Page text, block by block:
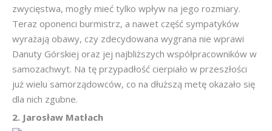
zwycięstwa, mogły mieć tylko wpływ na jego rozmiary.
Teraz oponenci burmistrz, a nawet część sympatyków
wyrażają obawy, czy zdecydowana wygrana nie wprawi
Danuty Górskiej oraz jej najbliższych współpracowników w
samozachwyt. Na tę przypadłość cierpiało w przeszłości
już wielu samorządowców, co na dłuższą metę okazało się
dla nich zgubne.
2. Jarosław Matłach